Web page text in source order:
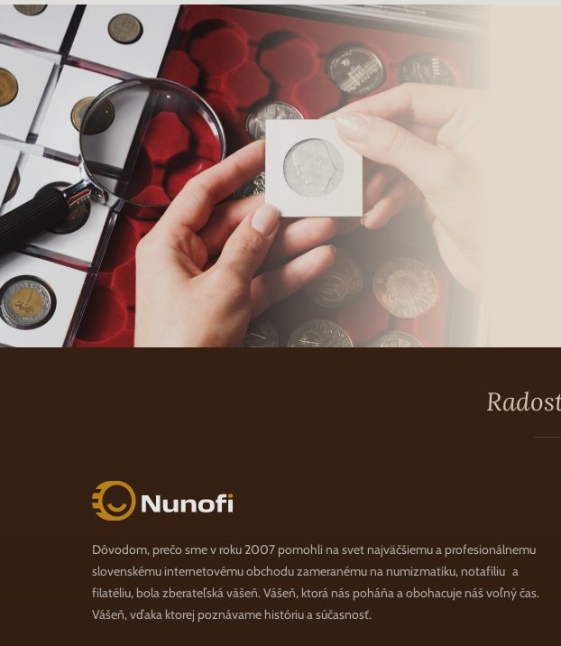
Nunofi.sk
Dôvodom, prečo sme v roku 2007 pomohli na svet najväčšiemu a profesionálnemu
slovenskému internetovému obchodu zameranému na numizmatiku, notafíliu a
filatéliu, bola zberateľská vášeň. Vášeň, ktorá nás poháňa a obohacuje náš voľný čas.
Vášeň, vďaka ktorej poznávame históriu a súčasnosť.